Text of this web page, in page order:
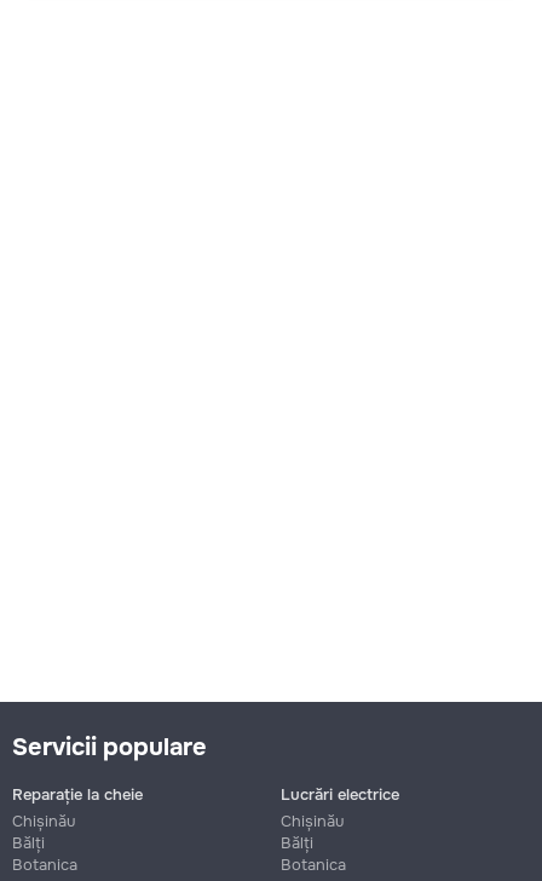
Servicii populare
Reparație la cheie
Chișinău
Bălți
Botanica
Lucrări electrice
Chișinău
Bălți
Botanica